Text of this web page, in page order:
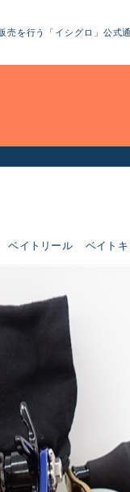
売を行う「イシグロ」公式
客様へお知らせ（お盆期間休
ベイトリール ベイト